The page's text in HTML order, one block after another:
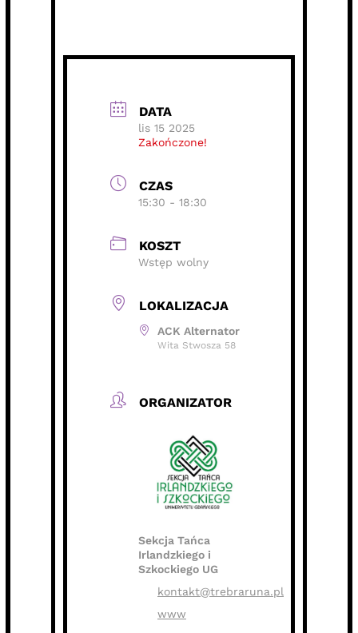
DATA
lis 15 2025
Zakończone!
CZAS
15:30 - 18:30
KOSZT
Wstęp wolny
LOKALIZACJA
ACK Alternator
Wita Stwosza 58
ORGANIZATOR
Sekcja Tańca
Irlandzkiego i
Szkockiego UG
kontakt@trebraruna.pl
www